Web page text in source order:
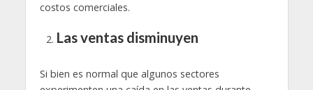
costos comerciales.
Las ventas disminuyen
Si bien es normal que algunos sectores